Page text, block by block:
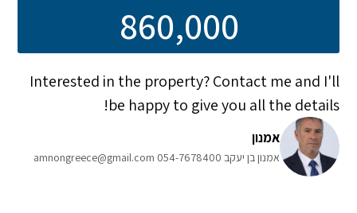
860,000
Interested in the property? Contact me and I'll
be happy to give you all the details!
אמנון
אמנון בן יעקב 054-7678400 amnongreece@gmail.com